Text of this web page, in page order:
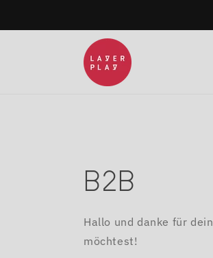
Inhalt
B2B
Hallo und danke für
möchtest!